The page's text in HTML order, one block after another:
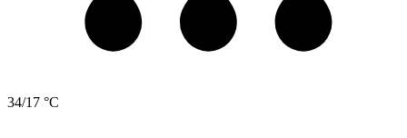
34/17 °C